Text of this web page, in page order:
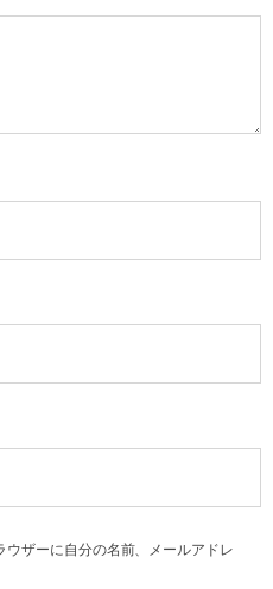
ザーに自分の名前、メールアドレ